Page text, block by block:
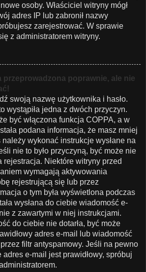
osoby. Właściciel witryny mógł
adres IP lub zabronił nazwy
zarejestrować. W sprawie
z administratorem witryny.
przeprowadzona poprawnie, ale nie
swoją nazwę użytkownika i hasło.
wystąpiła jedna z dwóch przyczyn.
być włączona funkcja COPPA, a w
podana informacja, że masz mniej
wykonać instrukcje wysłane na
nie to było przyczyną, być może nie
rejestracja. Niektóre witryny przed
wymagają aktywowania
rejestrującą się lub przez
o tym była wyświetlona podczas
wysłana do ciebie wiadomość e-
z zawartymi w niej instrukcjami.
do ciebie nie dotarła, być może
adres e-mail lub wiadomość
filtr antyspamowy. Jeśli na pewno
e-mail jest prawidłowy, spróbuj